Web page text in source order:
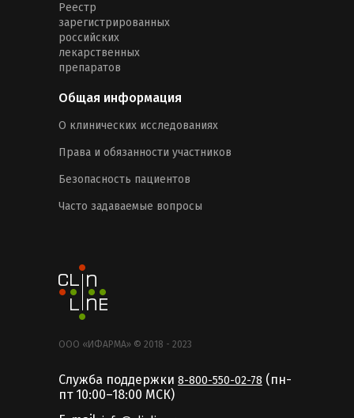
Реестр
зарегистрированных
российских
лекарственных
препаратов
Общая информация
О клинических исследованиях
Права и обязанности участников
Безопасность пациентов
Часто задаваемые вопросы
ООО «ИФАРМА» © 2018 - 2023
Служба поддержки 8-800-550-02-78 (пн-
пт 10:00–18:00 MCК)